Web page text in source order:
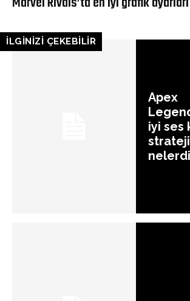
İLGİNİZİ ÇEKEBİLİR
Apex
iyi ses